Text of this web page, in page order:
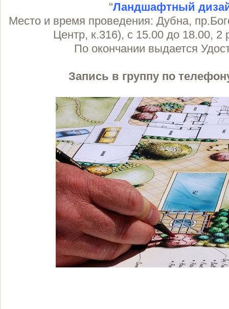
"Ландшафтный
Место и время проведения: Дубна,
Центр, к.316), с 15.00 до 18.00, 2
По окончании выдается
Запись в группу по